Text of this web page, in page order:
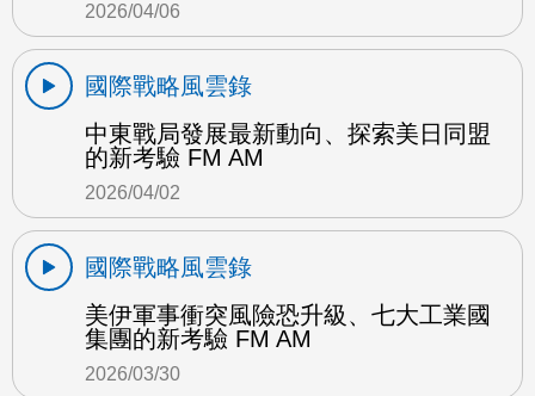
2026/04/06
國際戰略風雲錄
中東戰局發展最新動向、探索美日同盟
的新考驗 FM AM
2026/04/02
國際戰略風雲錄
美伊軍事衝突風險恐升級、七大工業國
集團的新考驗 FM AM
2026/03/30